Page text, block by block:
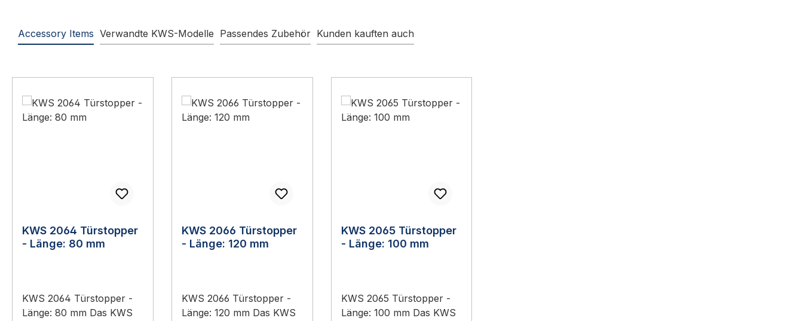
Accessory Items Verwandte KWS-Modelle Passendes Zubehör Kunden kauften auch
KWS 2064 Türstopper
- Länge: 80 mm
KWS 2064 Türstopper -
Länge: 80 mm Das KWS
KWS 2066 Türstopper
- Länge: 120 mm
KWS 2066 Türstopper -
Länge: 120 mm Das KWS
KWS 2065 Türstopper
- Länge: 100 mm
KWS 2065 Türstopper -
Länge: 100 mm Das KWS